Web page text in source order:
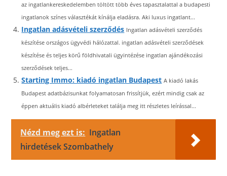
az ingatlankereskedelemben töltött több éves tapasztalattal a budapesti
ingatlanok színes választékát kínálja eladásra. Aki luxus ingatlant...
Ingatlan adásvételi szerződés Ingatlan adásvételi szerződés
készítése országos ügyvédi hálózattal. ingatlan adásvételi szerződések
készítése és teljes körű földhivatali ügyintézése ingatlan ajándékozási
szerződések teljes...
Starting Immo: kiadó ingatlan Budapest A kiadó lakás
Budapest adatbázisunkat folyamatosan frissítjük, ezért mindig csak az
éppen aktuális kiadó albérleteket találja meg itt részletes leírással...
Nézd meg ezt is: Ingatlan
hirdetések Szombathely